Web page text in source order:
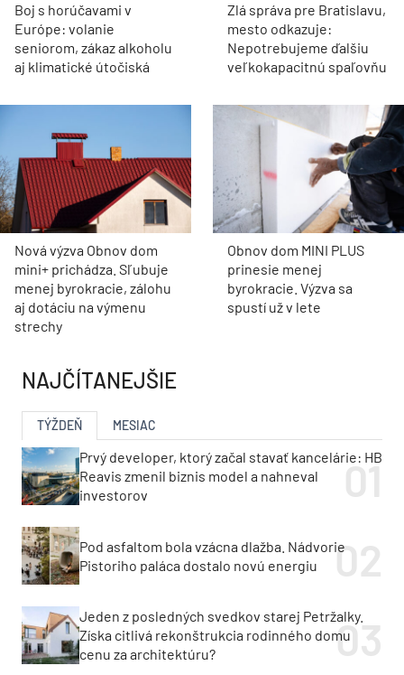
Boj s horúčavami v
Európe: volanie
seniorom, zákaz alkoholu
aj klimatické útočiská
Zlá správa pre Bratislavu,
mesto odkazuje:
Nepotrebujeme ďalšiu
veľkokapacitnú spaľovňu
Nová výzva Obnov dom
mini+ prichádza. Sľubuje
menej byrokracie, zálohu
aj dotáciu na výmenu
strechy
Obnov dom MINI PLUS
prinesie menej
byrokracie. Výzva sa
spustí už v lete
NAJČÍTANEJŠIE
TÝŽDEŇ MESIAC
Prvý developer, ktorý začal stavať kancelárie: HB
Reavis zmenil biznis model a nahneval
investorov
Pod asfaltom bola vzácna dlažba. Nádvorie
Pistoriho paláca dostalo novú energiu
Jeden z posledných svedkov starej Petržalky.
Získa citlivá rekonštrukcia rodinného domu
cenu za architektúru?